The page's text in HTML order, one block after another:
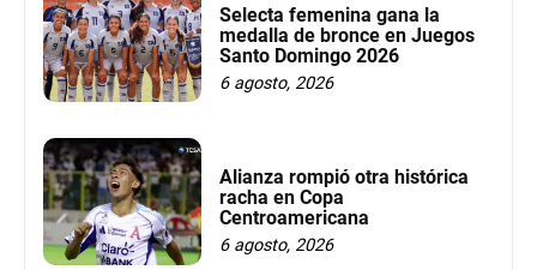
Selecta femenina gana la
medalla de bronce en Juegos
Santo Domingo 2026
6 agosto, 2026
Alianza rompió otra histórica
racha en Copa
Centroamericana
6 agosto, 2026